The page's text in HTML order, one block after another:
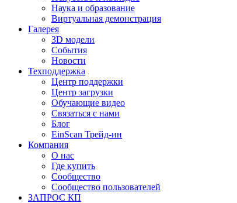
Наука и образование
Виртуальная демонстрация
Галерея
3D модели
События
Новости
Техподдержка
Центр поддержки
Центр загрузки
Обучающие видео
Связаться с нами
Блог
EinScan Трейд-ин
Компания
О нас
Где купить
Сообщество
Сообщество пользователей
ЗАПРОС КП